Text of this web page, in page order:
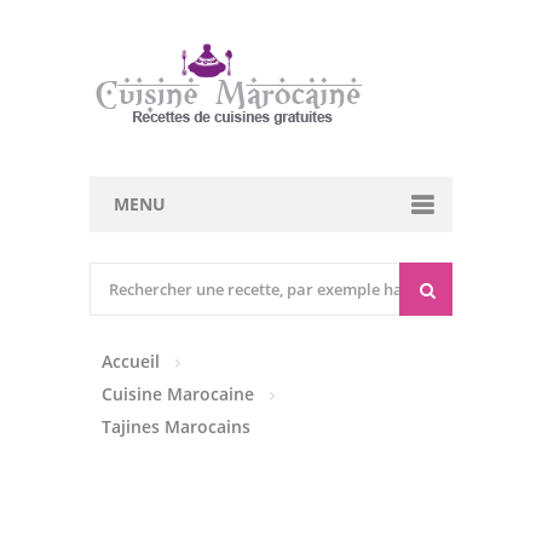
MENU
Entrées Froides
Tajines
Accueil
Cuisine Marocaine
Tajines Marocains